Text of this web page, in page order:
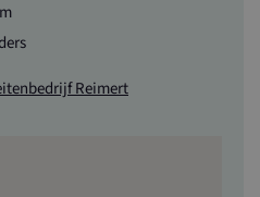
Reimert